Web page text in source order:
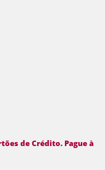
de Crédito. Pague à